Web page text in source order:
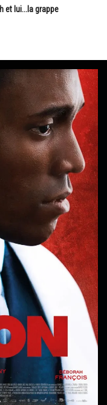
et lui...la grappe